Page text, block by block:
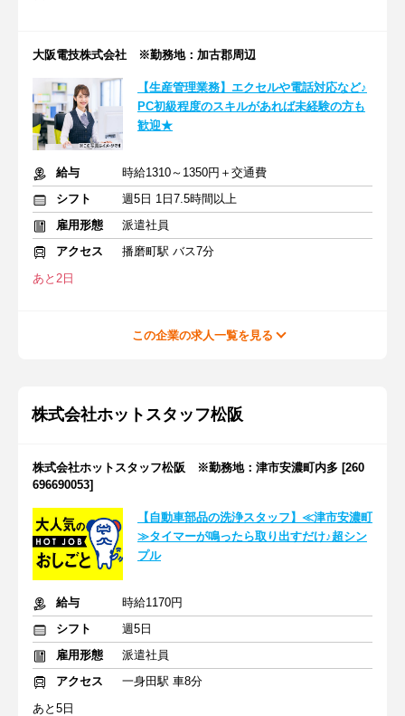
大阪電技株式会社 ※勤務地：加古郡周辺
【生産管理業務】エクセルや電話対応など♪
PC初級程度のスキルがあれば未経験の方も
歓迎★
給与
時給1310～1350円＋交通費
シフト
週5日 1日7.5時間以上
雇用形態
派遣社員
アクセス
播磨町駅 バス7分
あと2日
この企業の求人一覧を見る
株式会社ホットスタッフ松阪
株式会社ホットスタッフ松阪 ※勤務地：津市安濃町内多 [260
696690053]
【自動車部品の洗浄スタッフ】≪津市安濃町
≫タイマーが鳴ったら取り出すだけ♪超シン
プル
給与
時給1170円
シフト
週5日
雇用形態
派遣社員
アクセス
一身田駅 車8分
あと5日